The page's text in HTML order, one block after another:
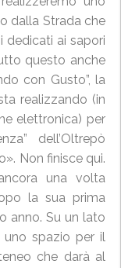
dalla Strada che
dedicati ai sapori
questo anche
con Gusto”, la
realizzando (in
elettronica) per
dell’Oltrepò
Non finisce qui.
una volta
la sua prima
anno. Su un lato
spazio per il
che darà al